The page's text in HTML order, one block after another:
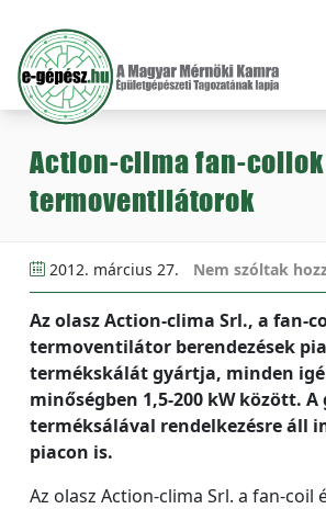
Action-clima fan-coilok
termoventilátorok
2012. március 27. Nem szóltak
Az olasz Action-clima Srl., a fan-
termoventilátor berendezések
termékskálát gyártja, minden
minőségben 1,5-200 kW között.
terméksálával rendelkezésre áll
piacon is.
Az olasz Action-clima Srl. a fan-